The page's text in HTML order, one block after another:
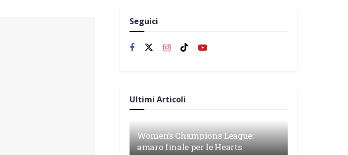
Seguici
Ultimi Articoli
Women’s Champions League:
amaro finale per le Hearts